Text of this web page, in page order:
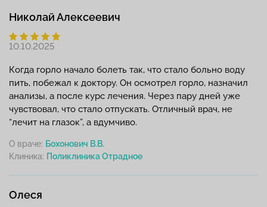
Николай Алексеевич
10.10.2025
Когда горло начало болеть так, что стало больно воду
пить, побежал к доктору. Он осмотрел горло, назначил
анализы, а после курс лечения. Через пару дней уже
чувствовал, что стало отпускать. Отличный врач, не
“лечит на глазок”, а вдумчиво.
О враче: Бохонович В.В.
Клиника:
Олеся